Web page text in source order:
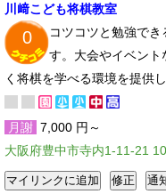
川﨑こども将棋教室
0
コツコツと勉強で
す。大会やイベント
く将棋を学べる環境を提供し
月謝 7,000 円～
大阪府豊中市寺内1-11-21